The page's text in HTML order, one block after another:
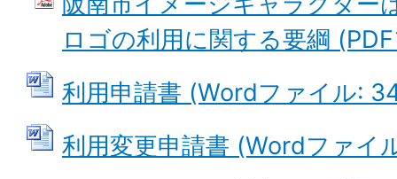
ロゴの利用に関する要綱
利用申請書 (Wordファイル:
利用変更申請書 (Wordファイ